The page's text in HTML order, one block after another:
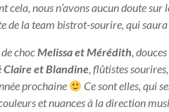
nous n’avons aucun doute sur
de la team bistrot-sourire, qui
chocMelissa et Mérédith,
Claire et Blandine, flûtistes
prochaine
Ce sont elles, qui
et nuances à la direction